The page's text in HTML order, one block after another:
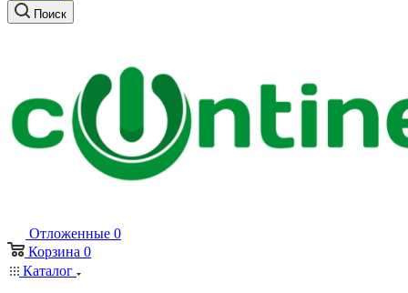
Поиск
Отложенные 0
Корзина 0
Каталог